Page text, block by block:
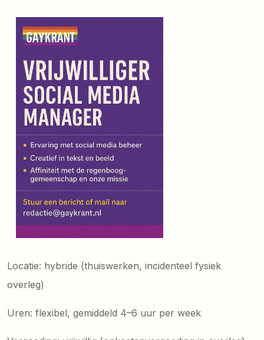
Locatie: hybride (thuiswerken, incidenteel fysiek
overleg)
Uren: flexibel, gemiddeld 4–6 uur per week